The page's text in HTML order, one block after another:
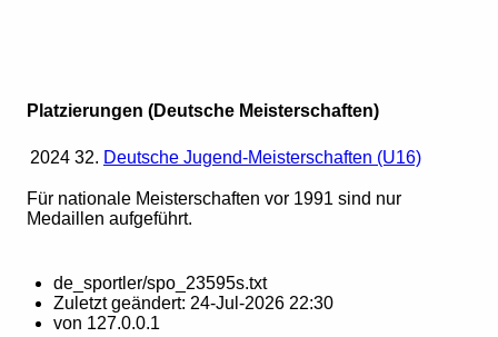
Platzierungen (Deutsche Meisterschaften)
2024 32. Deutsche Jugend-Meisterschaften (U16)
Für nationale Meisterschaften vor 1991 sind nur
Medaillen aufgeführt.
de_sportler/spo_23595s.txt
Zuletzt geändert: 24-Jul-2026 22:30
von 127.0.0.1